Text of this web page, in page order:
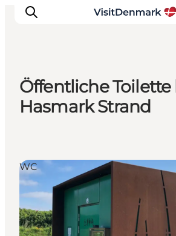
Inspiration
Reiseplanung
Öffentliche
Hasmark Strand
WC